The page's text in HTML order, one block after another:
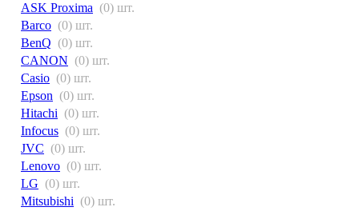
ASK Proxima (0) шт.
Barco (0) шт.
BenQ (0) шт.
CANON (0) шт.
Casio (0) шт.
Epson (0) шт.
Hitachi (0) шт.
Infocus (0) шт.
JVC (0) шт.
Lenovo (0) шт.
LG (0) шт.
Mitsubishi (0) шт.